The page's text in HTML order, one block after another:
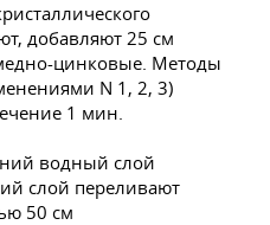
добавляют 25 см
1 мин.
водный слой
слой переливают
50 см